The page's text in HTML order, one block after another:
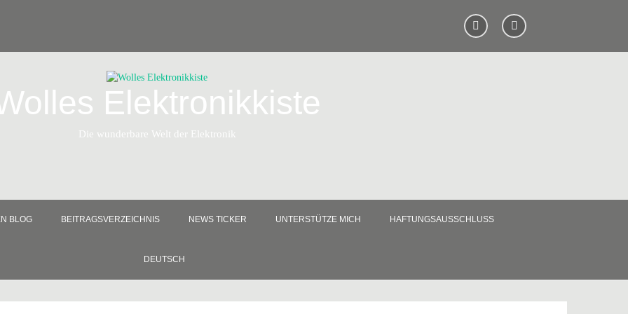
Elektronikkiste
Die wunderbare Welt der Elektronik
BLOG BEITRAGSVERZEICHNIS NEWS TICKER UNTERSTÜTZE MICH HAFTUNGSAUSSCHLUSS
DEUTSCH